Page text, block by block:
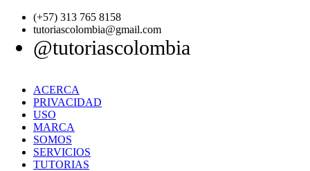
(+57) 313 765 8158
tutoriascolombia@gmail.com
@tutoriascolombia
ACERCA
PRIVACIDAD
USO
MARCA
SOMOS
SERVICIOS
TUTORIAS